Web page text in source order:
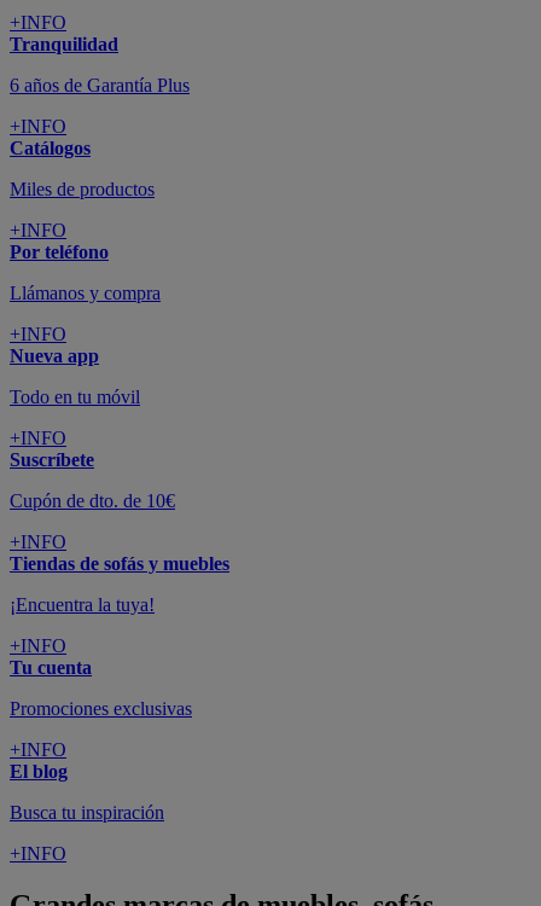
+INFO
Tranquilidad
6 años de Garantía Plus
+INFO
Catálogos
Miles de productos
+INFO
Por teléfono
Llámanos y compra
+INFO
Nueva app
Todo en tu móvil
+INFO
Suscríbete
Cupón de dto. de 10€
+INFO
Tiendas de sofás y muebles
¡Encuentra la tuya!
+INFO
Tu cuenta
Promociones exclusivas
+INFO
El blog
Busca tu inspiración
+INFO